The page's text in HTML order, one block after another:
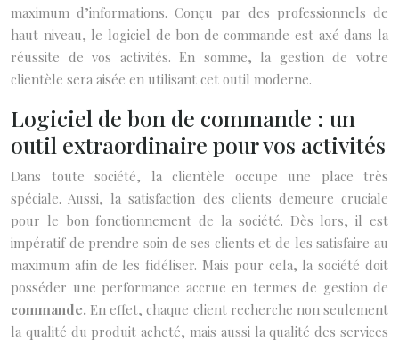
maximum d’informations. Conçu par des professionnels de
haut niveau, le logiciel de bon de commande est axé dans la
réussite de vos activités. En somme, la gestion de votre
clientèle sera aisée en utilisant cet outil moderne.
Logiciel de bon de commande : un
outil extraordinaire pour vos activités
Dans toute société, la clientèle occupe une place très
spéciale. Aussi, la satisfaction des clients demeure cruciale
pour le bon fonctionnement de la société. Dès lors, il est
impératif de prendre soin de ses clients et de les satisfaire au
maximum afin de les fidéliser. Mais pour cela, la société doit
posséder une performance accrue en termes de gestion de
commande. En effet, chaque client recherche non seulement
la qualité du produit acheté, mais aussi la qualité des services